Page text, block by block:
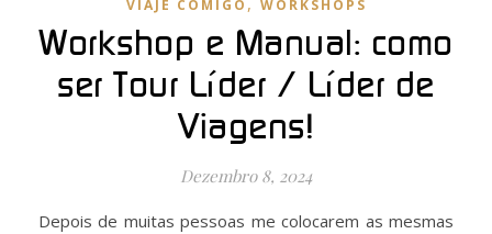
VIAJE COMIGO WORKSHOPS
Workshop e Manual: como
ser Tour Líder / Líder de
Viagens!
Dezembro 8, 2024
Depois de muitas pessoas me colocarem as mesmas